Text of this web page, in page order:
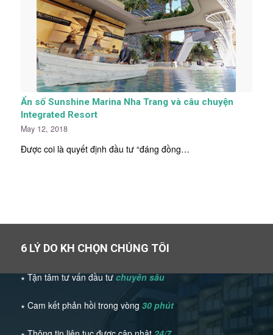
Ẩn số Sunshine Marina Nha Trang và câu chuyện
Integrated Resort
May 12, 2018
Được coi là quyết định đầu tư “đáng đồng…
6 LÝ DO KH CHỌN CHÚNG TÔI
∗ Tận tâm tư vấn đầu tưchuyên sâu
∗ Cam kết phản hồi trong vòng 30 phút